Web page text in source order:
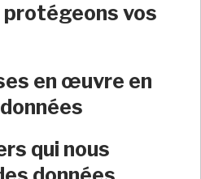
vos
en œuvre en
qui nous